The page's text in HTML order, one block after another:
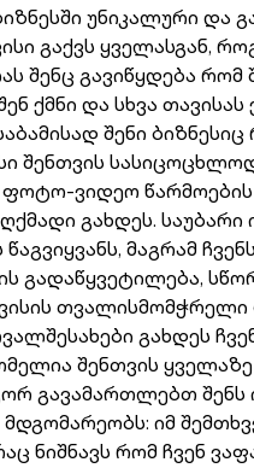
უნიკალური
გაქვს ყველასგან,
გავიწყდება რომ
ქმნი და სხვა
შენი
შენთვის
ვიდეო
გახდეს.
მაგრამ
გადაწყვეტილება,
თვალისმომჭრელი
გახდეს
შენთვის
გავამართლებთ შენს
იმ
ნიშნავს რომ ჩვენ